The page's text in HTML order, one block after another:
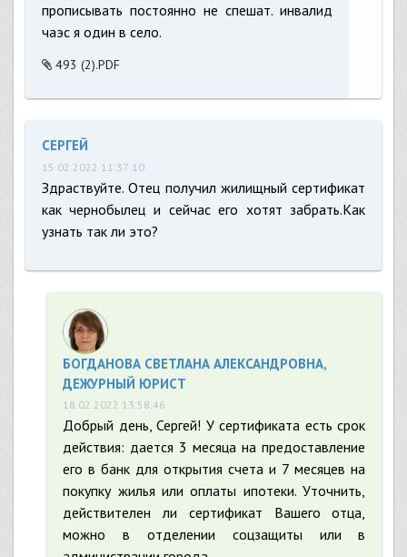
прописывать постоянно не спешат. инвалид
чаэс я один в село.
493 (2).PDF
СЕРГЕЙ
15.02.2022 11:37:10
Здраствуйте. Отец получил жилищный сертификат
как чернобылец и сейчас его хотят забрать.Как
узнать так ли это?
БОГДАНОВА СВЕТЛАНА АЛЕКСАНДРОВНА,
ДЕЖУРНЫЙ ЮРИСТ
18.02.2022 13:58:46
Добрый день, Сергей! У сертификата есть срок
действия: дается 3 месяца на предоставление
его в банк для открытия счета и 7 месяцев на
покупку жилья или оплаты ипотеки. Уточнить,
действителен ли сертификат Вашего отца,
можно в отделении соцзащиты или в